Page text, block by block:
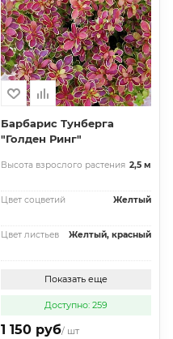
Барбарис Тунберга
"Голден Ринг"
Высота взрослого растения 2,5 м
Цвет соцветий Желтый
Цвет листьев Желтый, красный
Показать еще
Доступно: 259
1 150 руб/ шт